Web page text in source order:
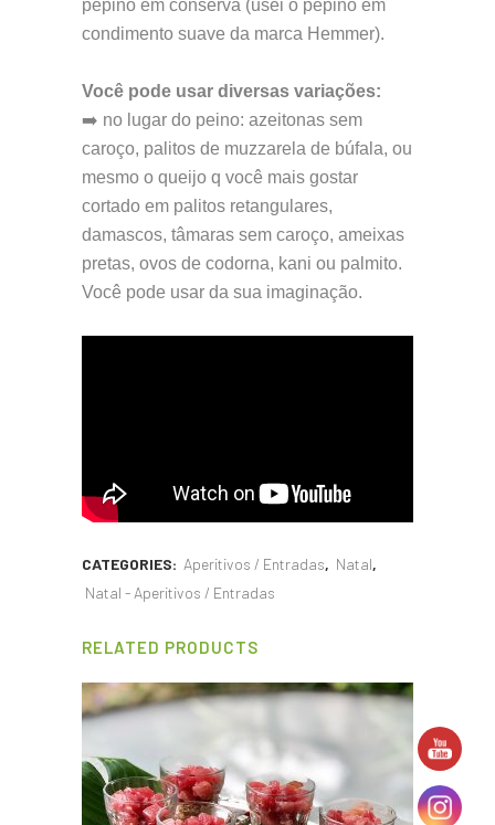
pepino em conserva (usei o pepino em
condimento suave da marca Hemmer).
Você pode usar diversas variações:
➡️ no lugar do peino: azeitonas sem
caroço, palitos de muzzarela de búfala, ou
mesmo o queijo q você mais gostar
cortado em palitos retangulares,
damascos, tâmaras sem caroço, ameixas
pretas, ovos de codorna, kani ou palmito.
Você pode usar da sua imaginação.
CATEGORIES: Aperitivos / Entradas, Natal,
Natal - Aperitivos / Entradas
RELATED PRODUCTS